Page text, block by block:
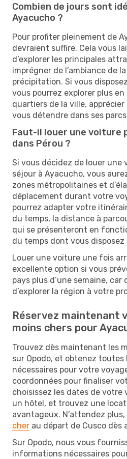
Combien de jours sont
Ayacucho ?
Pour profiter pleinement de
devraient suffire. Cela vous
d’explorer les principales
imprégner de l’ambiance de
précipitation. Si vous
vous pourrez explorer plus
quartiers de la ville,
vous détendre dans ses
Faut-il louer une voiture
dans Pérou ?
Si vous décidez de louer
séjour à Ayacucho, vous
zones métropolitaines et
déplacement durant votre
pourrez adapter votre
du temps, la distance à
qui se présenteront en
du temps dont vous disposez
Louer une voiture une fois
excellente option si vous
pays plus d’une semaine,
d’explorer la région à votre
Réservez maintenant
moins chers pour
Trouvez dès maintenant les
sur Opodo, et obtenez
nécessaires pour votre
coordonnées pour finaliser
choisissez les dates de votre
un hôtel, et trouvez une
avantageux. N’attendez
cher au départ de Cusco dès
Sur Opodo, nous vous
informations nécessaires